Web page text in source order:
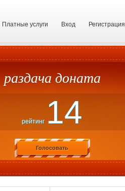
Платные услуги Вход Регистрация
раздача доната
рейтинг 14
Голосовать